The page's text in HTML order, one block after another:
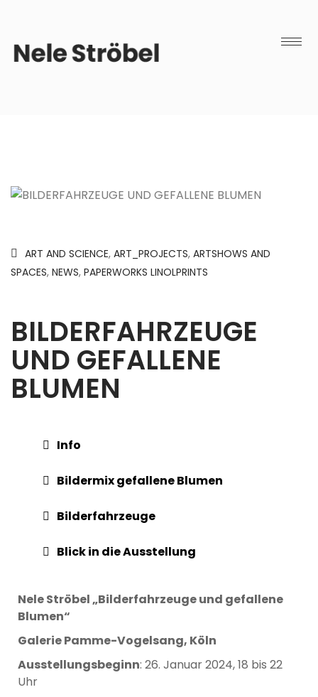
ART AND SCIENCE, ART_PROJECTS, ARTSHOWS AND
SPACES, NEWS, PAPERWORKS LINOLPRINTS
BILDERFAHRZEUGE
UND GEFALLENE
BLUMEN
Info
Bildermix gefallene Blumen
Bilderfahrzeuge
Blick in die Ausstellung
Nele Ströbel „Bilderfahrzeuge und gefallene
Blumen“
Galerie Pamme-Vogelsang, Köln
Ausstellungsbeginn: 26. Januar 2024, 18 bis 22
Uhr